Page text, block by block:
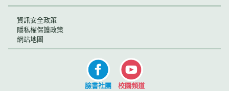
資訊安全政策
隱私權保護政策
網站地圖
臉書社團 校園頻道